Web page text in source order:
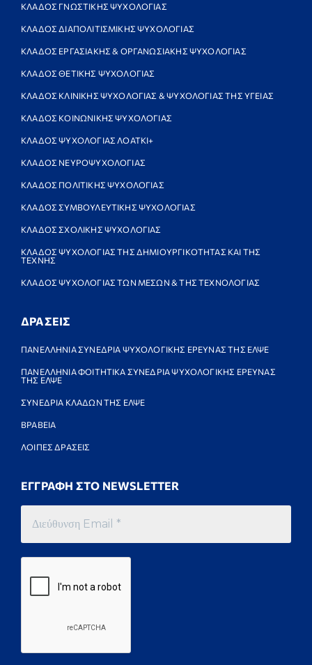
ΚΛΑΔΟΣ ΓΝΩΣΤΙΚΗΣ ΨΥΧΟΛΟΓΙΑΣ
ΚΛΑΔΟΣ ΔΙΑΠΟΛΙΤΙΣΜΙΚΗΣ ΨΥΧΟΛΟΓΙΑΣ
ΚΛΑΔΟΣ ΕΡΓΑΣΙΑΚΗΣ & ΟΡΓΑΝΩΣΙΑΚΗΣ ΨΥΧΟΛΟΓΙΑΣ
ΚΛΑΔΟΣ ΘΕΤΙΚΗΣ ΨΥΧΟΛΟΓΙΑΣ
ΚΛΑΔΟΣ ΚΛΙΝΙΚΗΣ ΨΥΧΟΛΟΓΙΑΣ & ΨΥΧΟΛΟΓΙΑΣ ΤΗΣ ΥΓΕΙΑΣ
ΚΛΑΔΟΣ ΚΟΙΝΩΝΙΚΗΣ ΨΥΧΟΛΟΓΙΑΣ
ΚΛΑΔΟΣ ΨΥΧΟΛΟΓΙΑΣ ΛΟΑΤΚΙ+
ΚΛΑΔΟΣ ΝΕΥΡΟΨΥΧΟΛΟΓΙΑΣ
ΚΛΑΔΟΣ ΠΟΛΙΤΙΚΗΣ ΨΥΧΟΛΟΓΙΑΣ
ΚΛΑΔΟΣ ΣΥΜΒΟΥΛΕΥΤΙΚΗΣ ΨΥΧΟΛΟΓΙΑΣ
ΚΛΑΔΟΣ ΣΧΟΛΙΚΗΣ ΨΥΧΟΛΟΓΙΑΣ
ΚΛΑΔΟΣ ΨΥΧΟΛΟΓΙΑΣ ΤΗΣ ΔΗΜΙΟΥΡΓΙΚΟΤΗΤΑΣ ΚΑΙ ΤΗΣ
ΤΕΧΝΗΣ
ΚΛΑΔΟΣ ΨΥΧΟΛΟΓΙΑΣ ΤΩΝ ΜΕΣΩΝ & ΤΗΣ ΤΕΧΝΟΛΟΓΙΑΣ
ΔΡΑΣΕΙΣ
ΠΑΝΕΛΛΗΝΙΑ ΣΥΝΕΔΡΙΑ ΨΥΧΟΛΟΓΙΚΗΣ ΕΡΕΥΝΑΣ ΤΗΣ ΕΛΨΕ
ΠΑΝΕΛΛΗΝΙΑ ΦΟΙΤΗΤΙΚΑ ΣΥΝΕΔΡΙΑ ΨΥΧΟΛΟΓΙΚΗΣ ΕΡΕΥΝΑΣ
ΤΗΣ ΕΛΨΕ
ΣΥΝΕΔΡΙΑ ΚΛΑΔΩΝ ΤΗΣ ΕΛΨΕ
ΒΡΑΒΕΙΑ
ΛΟΙΠΕΣ ΔΡΑΣΕΙΣ
ΕΓΓΡΑΦΗ ΣΤΟ NEWSLETTER